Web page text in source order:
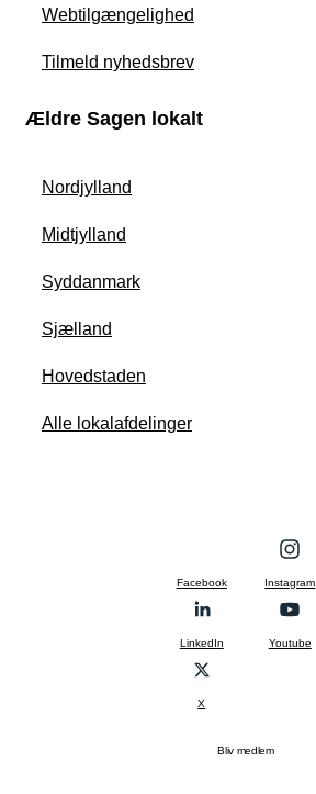
Webtilgængelighed
Tilmeld nyhedsbrev
Ældre Sagen lokalt
Nordjylland
Midtjylland
Syddanmark
Sjælland
Hovedstaden
Alle lokalafdelinger
Facebook Instagram
LinkedIn Youtube
X
Bliv medlem